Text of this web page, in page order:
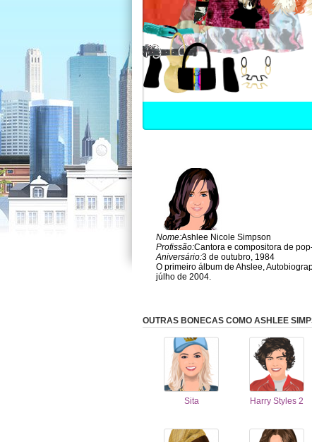
Nome:Ashlee Nicole Simpson
Profissão:Cantora e compositora de
Aniversário:3 de outubro, 1984
O primeiro álbum de Ahslee,
júlho de 2004.
OUTRAS BONECAS COMO ASHLEE
Sita Harry Styles 2